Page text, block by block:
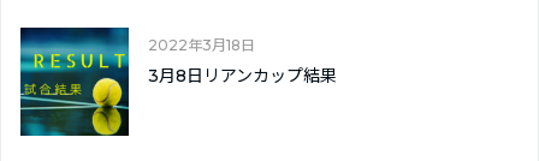
2022年3月18日
3月8日リアンカップ結果